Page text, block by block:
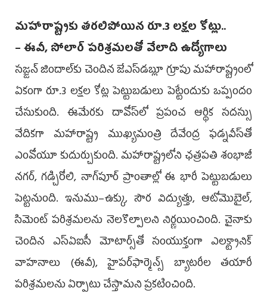
మహారాష్ట్రకు తరలిపోయిన రూ.3 లక్షల కోట్లు..
– ఈవీ, సోలార్‌ పరిశ్రమలతో వేలాది ఉద్యోగాలు
సజ్జన్‌ జిందాల్‌కు చెందిన జేఎస్‌డబ్లూ గ్రూపు మహారాష్ట్రంలో
ఏకంగా రూ.3 లక్షల కోట్ల పెట్టుబడులు పెట్టేందుకు ఒప్పందం
చేసుకుంది. ఈమేరకు దావోస్‌లో ప్రపంచ ఆర్థిక సదస్సు
వేదికగా మహారాష్ట్ర ముఖ్యమంత్రి దేవేంద్ర ఫడ్నవీస్‌తో
ఎంవోయూ కుదుర్చుకుంది. మహారాష్ట్రలోని ఛత్రపతి శంభాజీ
నగర్, గడ్చిరోలి, నాగ్‌పూర్‌ ప్రాంతాల్లో ఈ భారీ పెట్టుబడులు
పెట్టనుంది. ఇనుము–ఉక్కు, సౌర విద్యుత్తు, ఆటోమొబైల్,
సిమెంట్‌ పరిశ్రమలను నెలకొల్పాలని నిర్ణయించింది. చైనాకు
చెందిన ఎస్‌ఏఐసీ మోటార్స్‌తో సంయుక్తంగా ఎలక్ట్రానిక్‌
వాహనాలు (ఈవీ), హైపర్‌ఫార్మెన్స్‌ బ్యాటరీల తయారీ
పరిశ్రమలను ఏర్పాటు చేస్తామని ప్రకటించింది.